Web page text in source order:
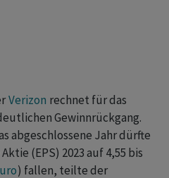
Verizon rechnet für das
Gewinnrückgang.
abgeschlossene Jahr dürfte
(EPS) 2023 auf 4,55 bis
) fallen, teilte der